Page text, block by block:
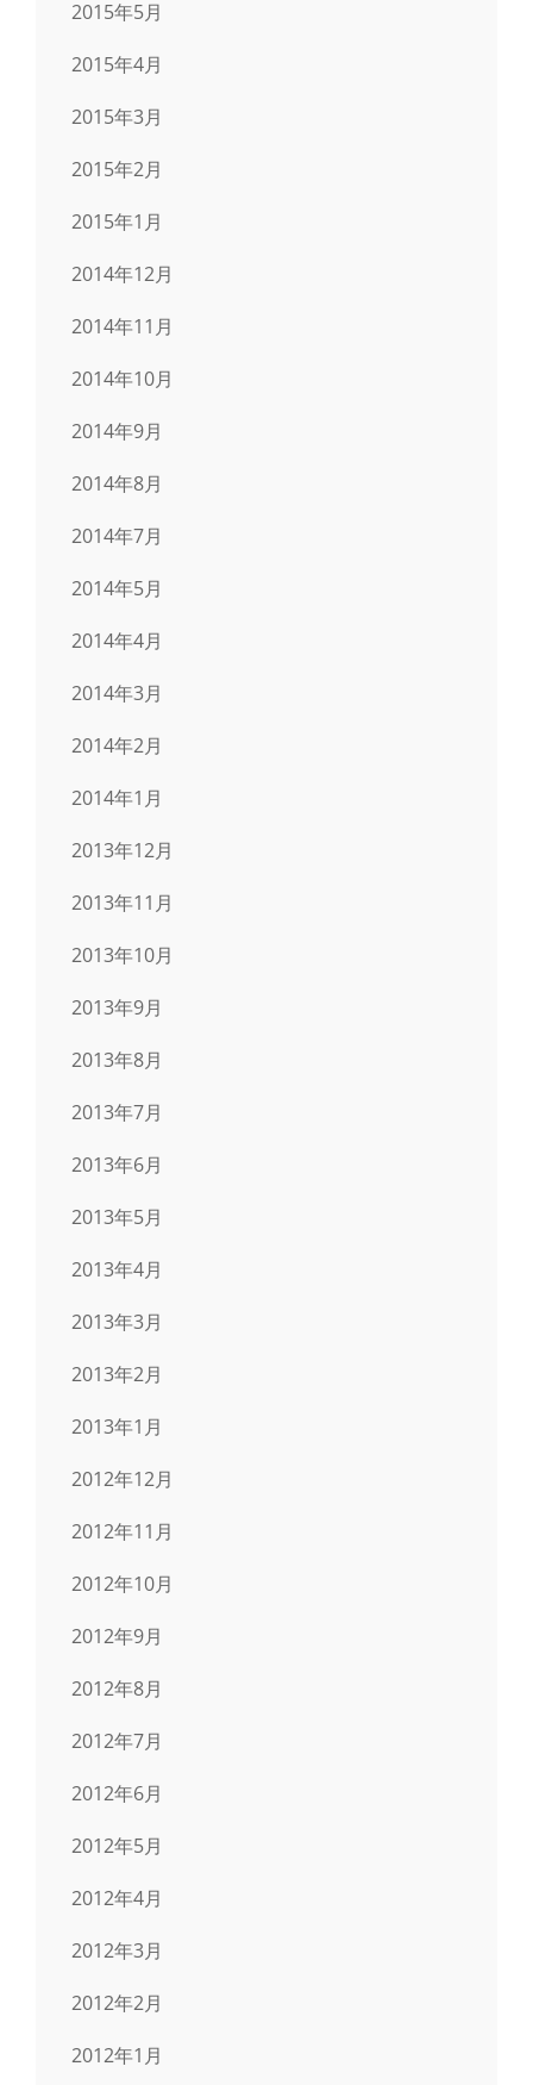
2015年5月
2015年4月
2015年3月
2015年2月
2015年1月
2014年12月
2014年11月
2014年10月
2014年9月
2014年8月
2014年7月
2014年5月
2014年4月
2014年3月
2014年2月
2014年1月
2013年12月
2013年11月
2013年10月
2013年9月
2013年8月
2013年7月
2013年6月
2013年5月
2013年4月
2013年3月
2013年2月
2013年1月
2012年12月
2012年11月
2012年10月
2012年9月
2012年8月
2012年7月
2012年6月
2012年5月
2012年4月
2012年3月
2012年2月
2012年1月